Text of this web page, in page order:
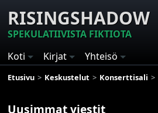
RISINGSHADOW
SPEKULATIIVISTA FIKTIOTA
Koti
Kirjat Yhteisö
Etusivu Keskustelut Konserttisali
Uusimmat viestit